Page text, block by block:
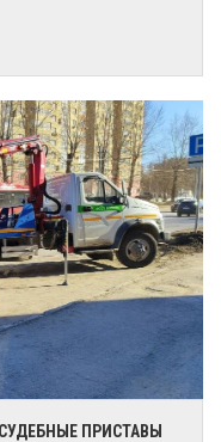
ПРИСТАВЫ